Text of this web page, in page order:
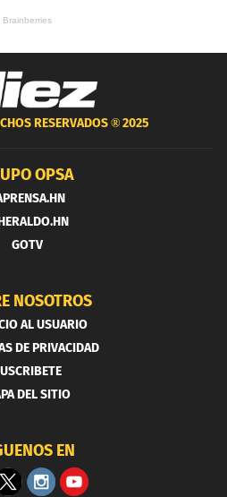
RESERVADOS ®2025
OPSA
GOTV
NOSOTROS
AL USUARIO
DE PRIVACIDAD
DEL SITIO
EN